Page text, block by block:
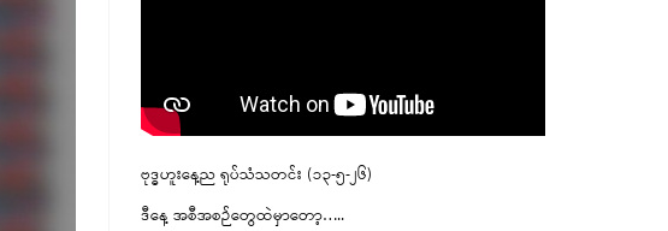
ဗုဒ္ဓဟူးနေ့ည ရုပ်သံသတင်း (၁၃-၅-၂၆)
ဒီနေ့ အစီအစဉ်တွေထဲမှာတော့…..